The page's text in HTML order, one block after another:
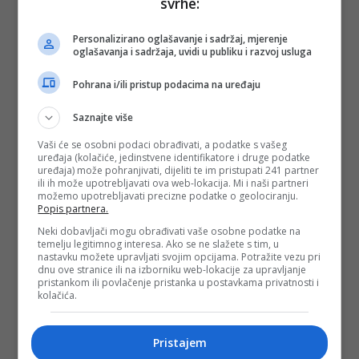
Personalizirano oglašavanje i sadržaj, mjerenje
oglašavanja i sadržaja, uvidi u publiku i razvoj usluga
Pohrana i/ili pristup podacima na uređaju
Saznajte više
Vaši će se osobni podaci obrađivati, a podatke s vašeg
uređaja (kolačiće, jedinstvene identifikatore i druge podatke
uređaja) može pohranjivati, dijeliti te im pristupati 241 partner
ili ih može upotrebljavati ova web-lokacija. Mi i naši partneri
možemo upotrebljavati precizne podatke o geolociranju.
Popis partnera.
Neki dobavljači mogu obrađivati vaše osobne podatke na
temelju legitimnog interesa. Ako se ne slažete s tim, u
nastavku možete upravljati svojim opcijama. Potražite vezu pri
dnu ove stranice ili na izborniku web-lokacije za upravljanje
pristankom ili povlačenje pristanka u postavkama privatnosti i
kolačića.
Pristajem